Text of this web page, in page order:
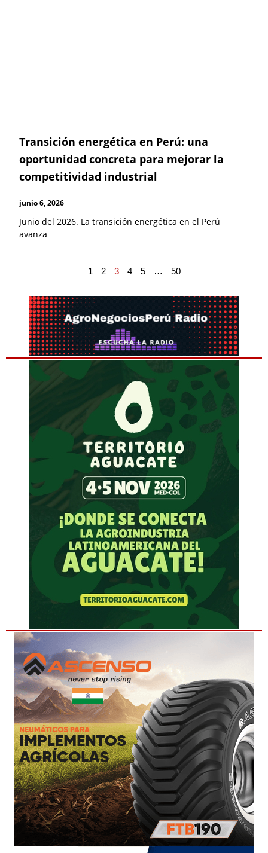
Transición energética en Perú: una
oportunidad concreta para mejorar la
competitividad industrial
junio 6, 2026
Junio del 2026. La transición energética en el Perú
avanza
1 2 3 4 5 … 50